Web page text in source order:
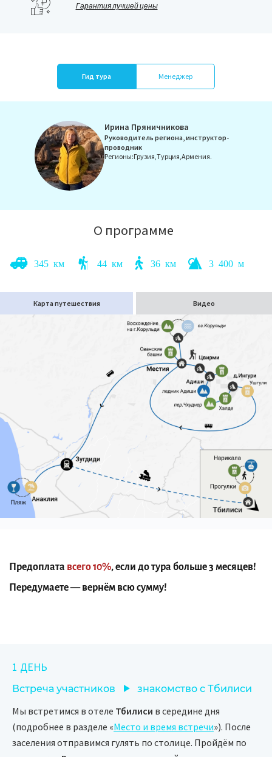
Гарантия лучшей цены
Гид тура Менеджер
Руководитель региона, инструктор-
проводник
Ирина Пряничникова
Регионы:Грузия,Турция,Армения.
Telegram:
О программе
345 км 44 км 36 км 3 400 м
Карта путешествия Видео
Предоплата всего 10%, если до тура больше 3 месяцев!
Передумаете — вернём всю сумму!
1 ДЕНЬ
Встреча участников знакомство с Тбилиси
Мы встретимся в отеле Тбилиси в середине дня
(подробнее в разделе «Место и время встречи»). После
заселения отправимся гулять по столице. Пройдём по